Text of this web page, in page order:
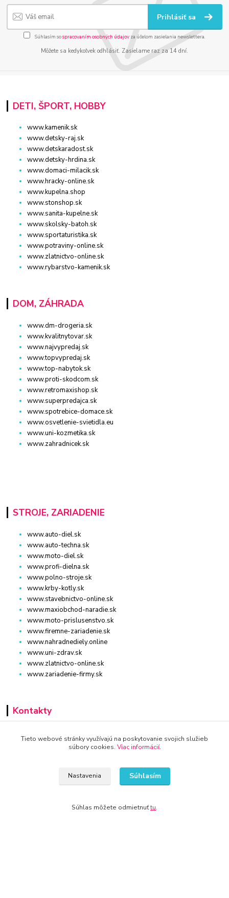
Prihlásiť sa
Súhlasím sospracovaním osobných údajov za účelom zasielania newslettera.
Môžete sa kedykoľvek odhlásiť. Zasielame raz za 14 dní.
DETI, ŠPORT, HOBBY
www.kamenik.sk
www.detsky-raj.sk
www.detskaradost.sk
www.detsky-hrdina.sk
www.domaci-milacik.sk
www.hracky-online.sk
www.kupelna.shop
www.stonshop.sk
www.sanita-kupelne.sk
www.skolsky-batoh.sk
www.sportaturistika.sk
www.potraviny-online.sk
www.zlatnictvo-online.sk
www.rybarstvo-kamenik.sk
DOM, ZÁHRADA
www.dm-drogeria.sk
www.kvalitnytovar.sk
www.najvypredaj.sk
www.topvypredaj.sk
www.top-nabytok.sk
www.proti-skodcom.sk
www.retromaxishop.sk
www.superpredajca.sk
www.spotrebice-domace.sk
www.osvetlenie-svietidla.eu
www.uni-kozmetika.sk
www.zahradnicek.sk
STROJE, ZARIADENIE
www.auto-diel.sk
www.auto-techna.sk
www.moto-diel.sk
www.profi-dielna.sk
www.polno-stroje.sk
www.krby-kotly.sk
www.stavebnictvo-online.sk
www.maxiobchod-naradie.sk
www.moto-prislusenstvo.sk
www.firemne-zariadenie.sk
www.nahradnediely.online
www.uni-zdrav.sk
www.zlatnictvo-online.sk
www.zariadenie-firmy.sk
Kontakty
+421 940 949 000
Tieto webové stránky využívajú na poskytovanie svojich služieb
súbory cookies. Viac informácií.
Nastavenia Súhlasím
Súhlas môžete odmietnuťtu.